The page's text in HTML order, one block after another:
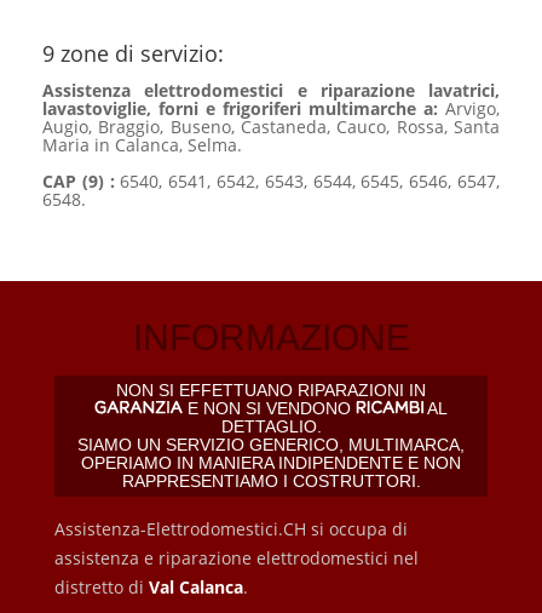
9 zone di servizio:
Assistenza elettrodomestici e riparazione lavatrici,
lavastoviglie, forni e frigoriferi multimarche a: Arvigo,
Augio, Braggio, Buseno, Castaneda, Cauco, Rossa, Santa
Maria in Calanca, Selma.
CAP (9) :6540, 6541, 6542, 6543, 6544, 6545, 6546, 6547,
6548.
INFORMAZIONE
NON SI EFFETTUANO RIPARAZIONI IN
E NON SI VENDONO
AL
DETTAGLIO.
SIAMO UN SERVIZIO GENERICO, MULTIMARCA,
OPERIAMO IN MANIERA INDIPENDENTE E NON
RAPPRESENTIAMO I COSTRUTTORI.
Assistenza-Elettrodomestici.CH si occupa di
assistenza e riparazione elettrodomestici nel
distretto di Val Calanca.